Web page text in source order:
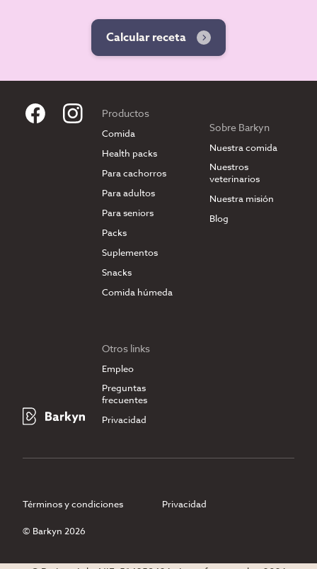
Calcular receta
Productos
Comida
Health packs
Para cachorros
Para adultos
Para seniors
Packs
Suplementos
Snacks
Comida húmeda
Sobre Barkyn
Nuestra comida
Nuestros
veterinarios
Nuestra misión
Blog
Otros links
Empleo
Preguntas
frecuentes
Privacidad
Términos y condiciones Privacidad
© Barkyn 2026